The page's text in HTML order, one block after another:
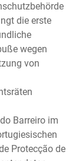
die erste
wegen
von
Barreiro im
Protecção de